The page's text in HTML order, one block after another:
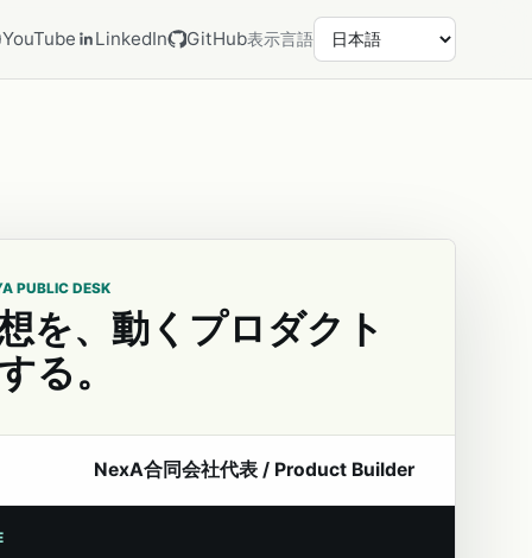
YouTube LinkedIn GitHub表示言語
PUBLIC DESK
を、動くプロダクト
る。
NexA合同会社代表 / Product Builder